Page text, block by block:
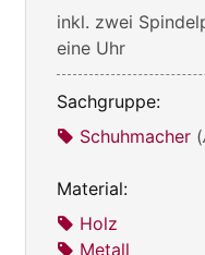
inkl. zwei
eine Uhr
Sachgruppe:
Schuhmacher (
Material:
Holz
Metall